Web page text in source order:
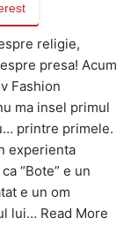
religie,
presa! Acum
Fashion
ma insel primul
printre primele.
experienta
“Bote” e un
e un om
lui… Read More